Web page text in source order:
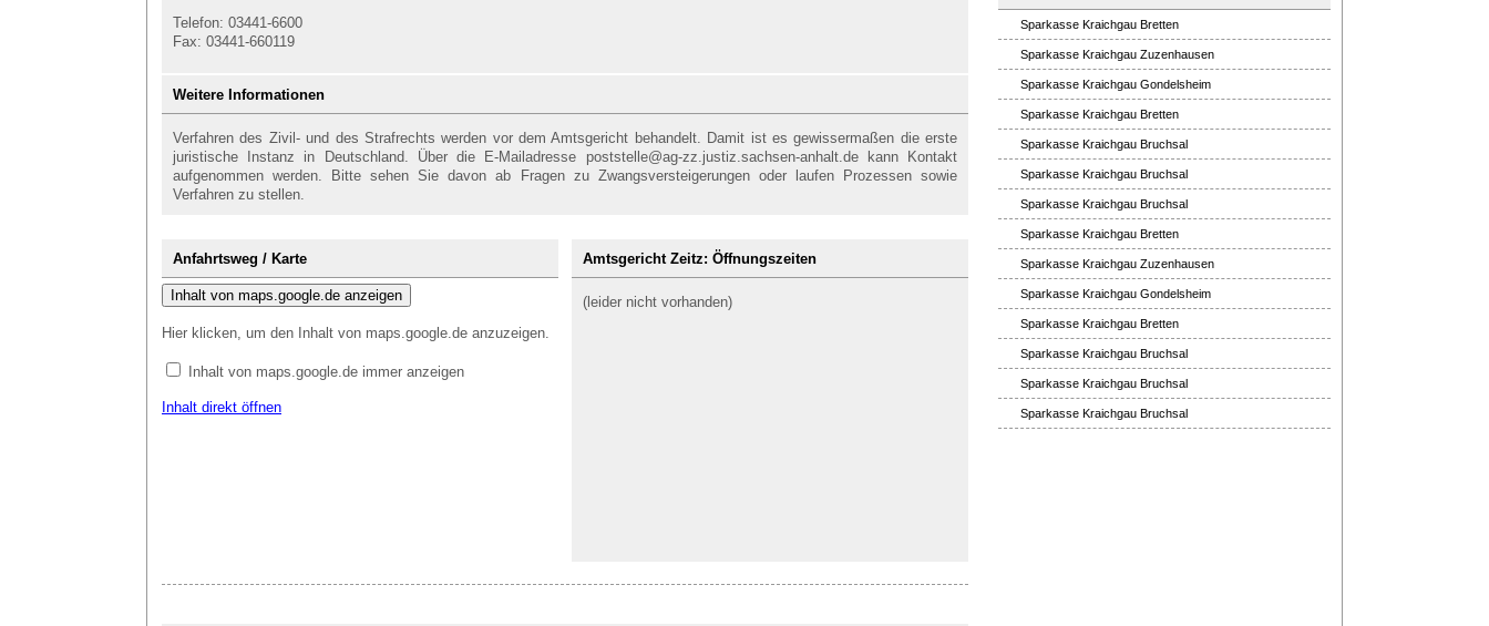
Sparkasse Kraichgau Bretten
Sparkasse Kraichgau Zuzenhausen
Sparkasse Kraichgau Gondelsheim
Sparkasse Kraichgau Bretten
Sparkasse Kraichgau Bruchsal
Sparkasse Kraichgau Bruchsal
Sparkasse Kraichgau Bruchsal
Sparkasse Kraichgau Bretten
Sparkasse Kraichgau Zuzenhausen
Sparkasse Kraichgau Gondelsheim
Sparkasse Kraichgau Bretten
Sparkasse Kraichgau Bruchsal
Sparkasse Kraichgau Bruchsal
Sparkasse Kraichgau Bruchsal
Telefon: 03441-6600
Fax: 03441-660119
Weitere Informationen
Verfahren des Zivil- und des Strafrechts werden vor dem Amtsgericht behandelt. Damit ist es gewissermaßen die erste
juristische Instanz in Deutschland. Über die E-Mailadresse poststelle@ag-zz.justiz.sachsen-anhalt.de kann Kontakt
aufgenommen werden. Bitte sehen Sie davon ab Fragen zu Zwangsversteigerungen oder laufen Prozessen sowie
Verfahren zu stellen.
Anfahrtsweg / Karte
Inhalt von maps.google.de anzeigen
Hier klicken, um den Inhalt von maps.google.de anzuzeigen.
Inhalt von maps.google.de immer anzeigen
Inhalt direkt öffnen
Amtsgericht Zeitz: Öffnungszeiten
(leider nicht vorhanden)